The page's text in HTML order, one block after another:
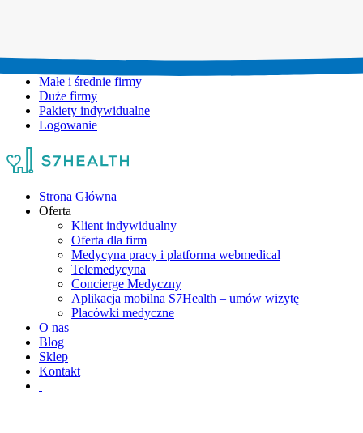
Małe i średnie firmy
Duże firmy
Pakiety indywidualne
Logowanie
Strona Główna
Oferta
Klient indywidualny
Oferta dla firm
Medycyna pracy i platforma webmedical
Telemedycyna
Concierge Medyczny
Aplikacja mobilna S7Health – umów wizytę
Placówki medyczne
O nas
Blog
Sklep
Kontakt